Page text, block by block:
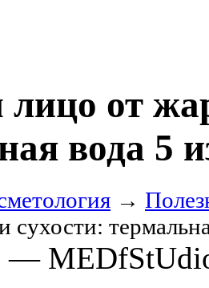
лицо от
вода 5
→
сухости:
—